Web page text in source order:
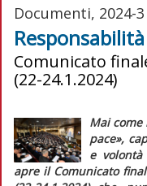
Documenti, 2024-3
Comunicato
(22-24.1.2024)
Mai
pace»,
e volontà
apre il Comunicato